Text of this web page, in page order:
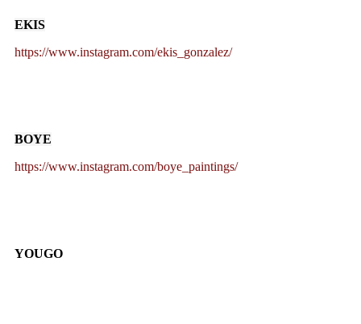
EKIS
https://www.instagram.com/ekis_gonzalez/
BOYE
https://www.instagram.com/boye_paintings/
YOUGO